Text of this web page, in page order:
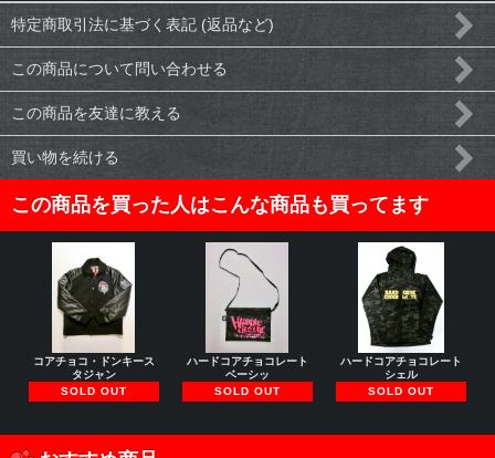
特定商取引法に基づく表記 (返品など)
この商品について問い合わせる
この商品を友達に教える
買い物を続ける
この商品を買った人はこんな商品も買ってます
コアチョコ・ドンキース
タジャン
SOLD OUT
ハードコアチョコレート
ベーシッ
SOLD OUT
ハードコアチョコレート
シェル
SOLD OUT